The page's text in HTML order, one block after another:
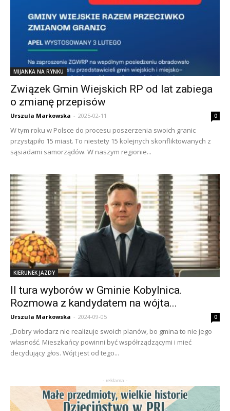
MIJANKA NA RYNKU
Związek Gmin Wiejskich RP od lat zabiega
o zmianę przepisów
Urszula Markowska - 2025-02-11 0
W tym roku w Polsce do procesu poszerzenia swoich granic
przystąpiło 15 miast. To niestety 15 kolejnych skonfliktowanych z
sąsiadami samorządów. W naszym regionie...
KIERUNEK JAZDY
II tura wyborów w Gminie Kobylnica.
Rozmowa z kandydatem na wójta...
Urszula Markowska - 2024-09-05 0
„Dobry włodarz nie realizuje swoich planów, bo gmina to nie jego
własność. Mieszkańcy powinni być współrządzącymi i mieć
decydujący głos. Wójt jest od tego...
- reklama -